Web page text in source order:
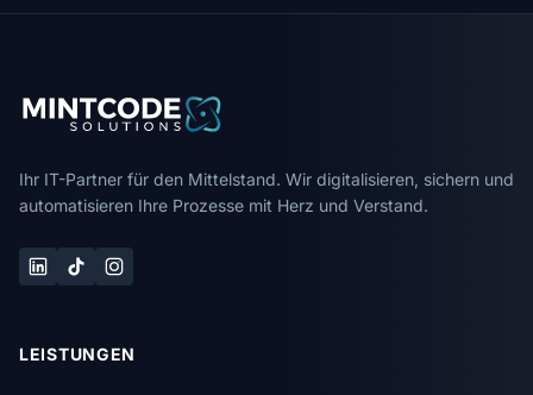
Ihr IT-Partner für den Mittelstand. Wir digitalisieren, sichern und
automatisieren Ihre Prozesse mit Herz und Verstand.
LEISTUNGEN